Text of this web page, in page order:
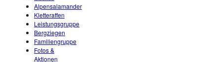
Alpensalamander
Kletteraffen
Leistungsgruppe
Bergziegen
Familiengruppe
Fotos &
Aktionen